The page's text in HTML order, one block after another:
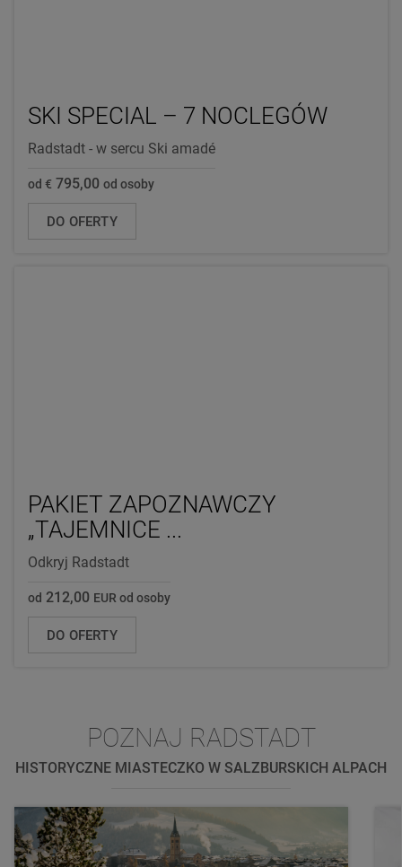
SKI SPECIAL – 7 NOCLEGÓW
Radstadt - w sercu Ski amadé
od € 795,00 od osoby
DO OFERTY
PAKIET ZAPOZNAWCZY
„TAJEMNICE ...
Odkryj Radstadt
od 212,00 EUR od osoby
DO OFERTY
POZNAJ RADSTADT
HISTORYCZNE MIASTECZKO W SALZBURSKICH ALPACH